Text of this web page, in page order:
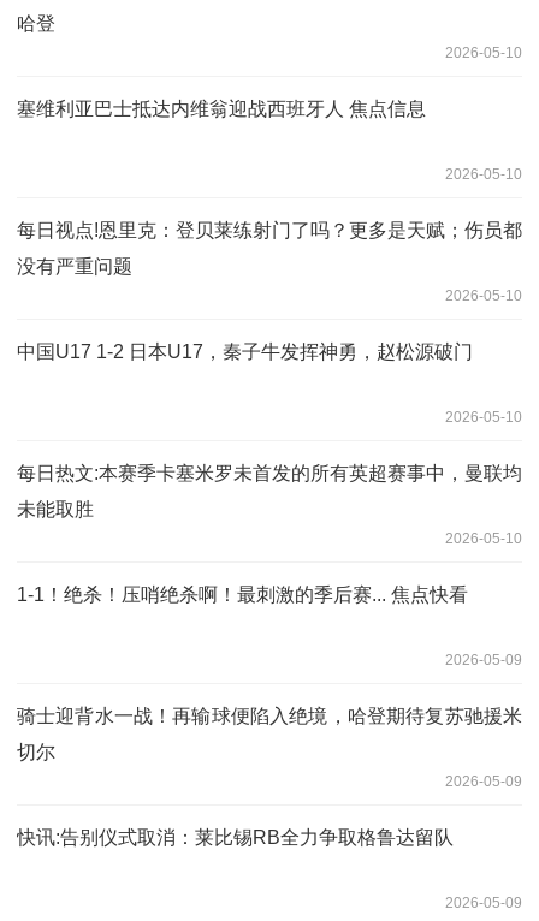
哈登
2026-05-10
塞维利亚巴士抵达内维翁迎战西班牙人 焦点信息
2026-05-10
每日视点!恩里克：登贝莱练射门了吗？更多是天赋；伤员都
没有严重问题
2026-05-10
中国U17 1-2 日本U17，秦子牛发挥神勇，赵松源破门
2026-05-10
每日热文:本赛季卡塞米罗未首发的所有英超赛事中，曼联均
未能取胜
2026-05-10
1-1！绝杀！压哨绝杀啊！最刺激的季后赛... 焦点快看
2026-05-09
骑士迎背水一战！再输球便陷入绝境，哈登期待复苏驰援米
切尔
2026-05-09
快讯:告别仪式取消：莱比锡RB全力争取格鲁达留队
2026-05-09